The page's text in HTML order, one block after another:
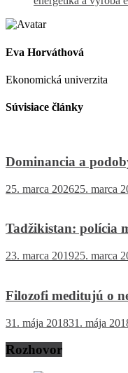
Eva Horváthová
Ekonomická univerzita
Súvisiace články
Dominancia a
25. marca 202625. marca
Tadžikistan: polícia
23. marca 201925. marca
Filozofi meditujú o
31. mája 201831. mája
Rozhovor